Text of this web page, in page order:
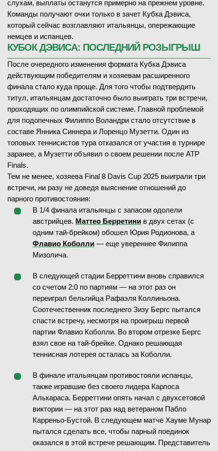
08.02.2026 —
C. Rodesch (165)
V. Orlov(507)
—
A. Huseinovic
(527)
—
08.02.2026
ЗАВЕРШЁН
—
A. Klegou
D. Duran(1728)
слухам, выплаты останутся примерно на прежнем уровне.
Команды получают очки только в зачет Кубка Дэвиса,
который сейчас возглавляют итальянцы, опережающие
немцев и испанцев.
КУБОК ДЭВИСА: ПОСЛЕДНИЙ РОЗЫГРЫШ
После очередного изменения формата Кубка Дэвиса
действующим победителям и хозяевам расширенного
финала стало куда проще. Для того чтобы подтвердить
титул, итальянцам достаточно было выиграть три встречи,
проходящих по олимпийской системе. Главной проблемой
для подопечных Филиппо Воландри стало отсутствие в
составе Янника Синнера и Лоренцо Музетти. Один из
топовых теннисистов тура отказался от участия в турнире
заранее, а Музетти объявил о своем решении после ATP
Finals.
Тем не менее, хозяева Final 8 Davis Cup 2025 выиграли три
встречи, ни разу не доведя выяснение отношений до
парного противостояния:
В 1/4 финала итальянцы с запасом одолели
австрийцев. Маттео Берретини в двух сетах (с
одним тай-брейком) обошел Юрия Родионова, а
Флавио Коболли — еще увереннее Филиппа
Мизолича.
В следующей стадии Берреттини вновь справился
со счетом 2:0 по партиям — на этот раз он
переиграл бельгийца Рафаэля Коллиньона.
Соотечественник последнего Зизу Бергс пытался
спасти встречу, несмотря на проигрыш первой
партии Флавио Коболли. Во втором отрезке Бергс
взял свое на тай-брейке. Однако решающая
теннисная лотерея осталась за Коболли.
В финале итальянцам противостояли испанцы,
также игравшие без своего лидера Карлоса
Алькараса. Берреттини опять начал с двухсетовой
виктории — на этот раз над ветераном Пабло
Карреньо-Бустой. В следующем матче Хауме Мунар
пытался сделать все, чтобы парный поединок
оказался в этой встрече решающим. Представитель